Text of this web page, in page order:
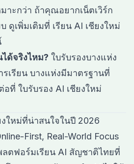
าะกว่า ถ้าคุณอยากเน็ตเวิร์ก
ดูเพิ่มเติมที่ เรียน AI เชียงใหม่
ได้จริงไหม? ใบรับรองบางแห่ง
เรียน บางแห่งมีมาตรฐานที่
อที่ ใบรับรอง AI เชียงใหม่
ใหม่ที่น่าสนใจในปี 2026
First, Real-World Focus
ลตฟอร์มเรียน AI สัญชาติไทยที่